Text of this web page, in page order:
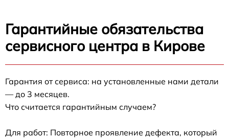
Гарантийные обязательства
сервисного центра в Кирове
Гарантия от сервиса: на установленные нами детали
— до 3 месяцев.
Что считается гарантийным случаем?
Для работ: Повторное проявление дефекта, который